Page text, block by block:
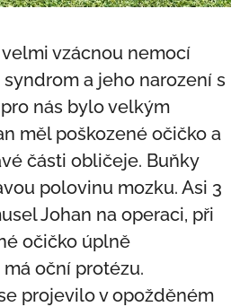
vzácnou nemocí
a jeho narození s
nás bylo velkým
měl poškozené očičko a
části obličeje. Buňky
polovinu mozku. Asi 3
Johan na operaci, při
očičko úplně
oční protézu.
projevilo v opožděném